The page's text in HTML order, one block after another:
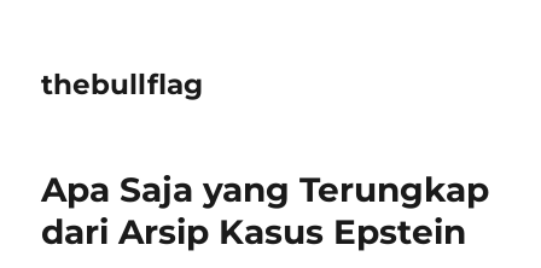
thebullflag
Apa Saja yang Terungkap
dari Arsip Kasus Epstein